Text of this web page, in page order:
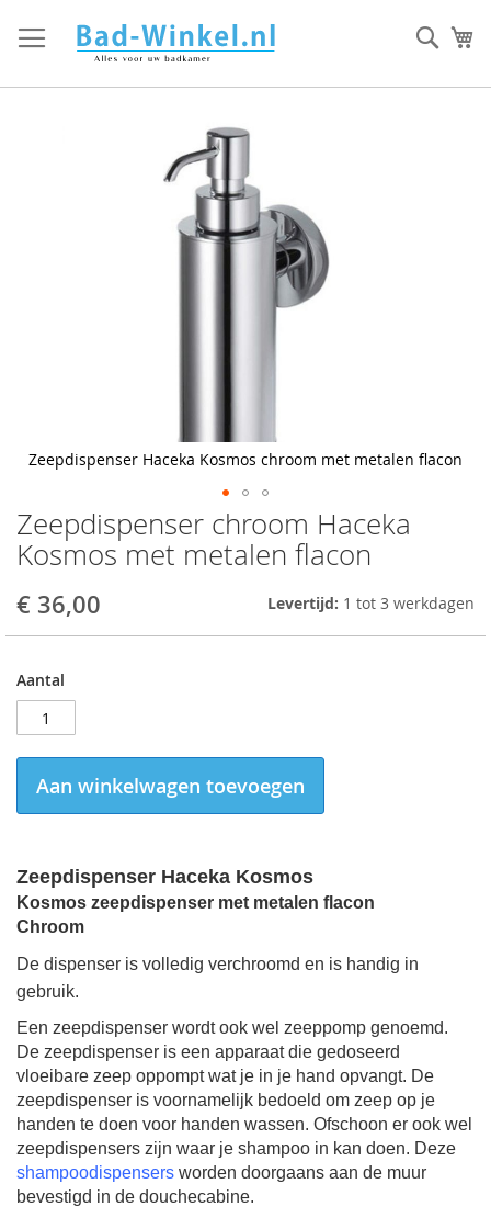
direct
door
Zeepdispenser chroom Haceka
Kosmos met metalen flacon
€ 36,00 Levertijd: 1 tot 3 werkdagen
Aantal
Aan winkelwagen toevoegen
Zeepdispenser Haceka Kosmos
Kosmos zeepdispenser met metalen flacon
Chroom
De dispenser is volledig verchroomd en is handig in
gebruik.
Een zeepdispenser wordt ook wel zeeppomp genoemd.
De zeepdispenser is een apparaat die gedoseerd
vloeibare zeep oppompt wat je in je hand opvangt. De
zeepdispenser is voornamelijk bedoeld om zeep op je
handen te doen voor handen wassen. Ofschoon er ook wel
zeepdispensers zijn waar je shampoo in kan doen. Deze
shampoodispensers worden doorgaans aan de muur
bevestigd in de douchecabine.
Zeepdispenser Haceka Kosmos chroom met metalen flacon
Skip
to
the
of
gallery